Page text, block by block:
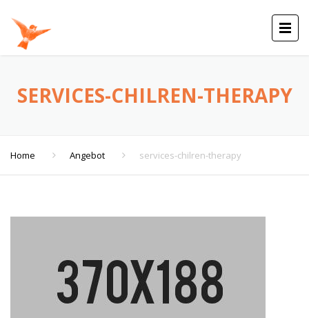
SERVICES-CHILREN-THERAPY
Home Angebot services-chilren-therapy